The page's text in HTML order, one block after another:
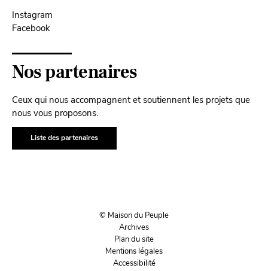
Instagram
Facebook
Nos partenaires
Ceux qui nous accompagnent et soutiennent les projets que
nous vous proposons.
Liste des partenaires
© Maison du Peuple
Archives
Plan du site
Mentions légales
Accessibilité